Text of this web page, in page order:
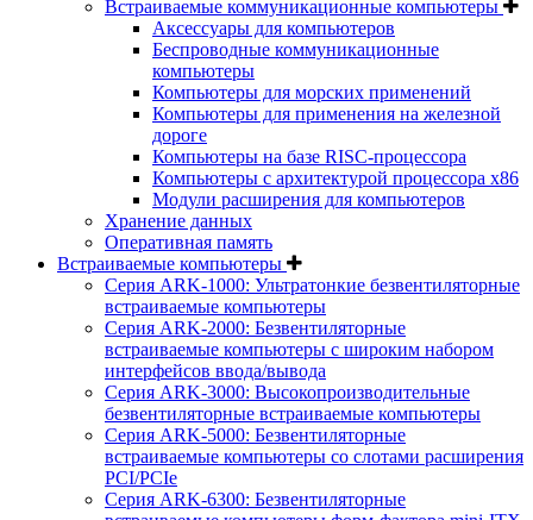
Встраиваемые коммуникационные компьютеры
Аксессуары для компьютеров
Беспроводные коммуникационные
компьютеры
Компьютеры для морских применений
Компьютеры для применения на железной
дороге
Компьютеры на базе RISC-процессора
Компьютеры с архитектурой процессора x86
Модули расширения для компьютеров
Хранение данных
Оперативная память
Встраиваемые компьютеры
Серия ARK-1000: Ультратонкие безвентиляторные
встраиваемые компьютеры
Серия ARK-2000: Безвентиляторные
встраиваемые компьютеры с широким набором
интерфейсов ввода/вывода
Серия ARK-3000: Высокопроизводительные
безвентиляторные встраиваемые компьютеры
Серия ARK-5000: Безвентиляторные
встраиваемые компьютеры со слотами расширения
PCI/PCIe
Серия ARK-6300: Безвентиляторные